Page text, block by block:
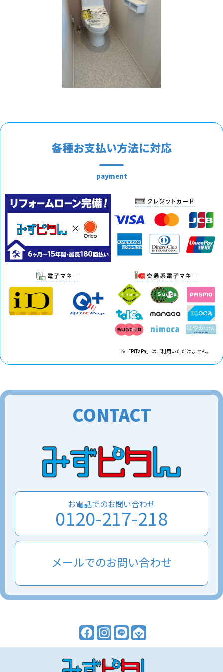
各種お支払い方法に対応
payment
※「PiTaPa」はご利用いただけません。
CONTACT
お電話でのお問い合わせ
0120-217-218
メールでのお問い合わせ